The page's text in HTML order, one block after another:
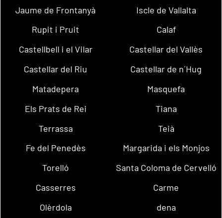
Jaume de Frontanyà
Iscle de Vallalta
Rupit i Pruit
Calaf
Castellbell i el Vilar
Castellar del Vallès
Castellar del Riu
Castellar de n´Hug
Matadepera
Masquefa
Els Prats de Rei
Tiana
Terrassa
Teià
Fe del Penedès
Margarida i els Monjos
Torelló
Santa Coloma de Cervelló
Casserres
Carme
Olèrdola
dena